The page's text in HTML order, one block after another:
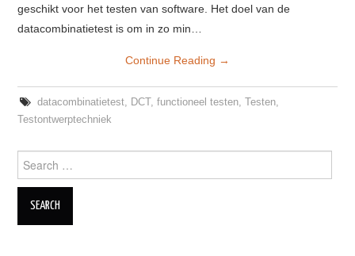
geschikt voor het testen van software. Het doel van de
datacombinatietest is om in zo min…
Continue Reading →
datacombinatietest, DCT , functioneel testen, Testen,
Testontwerptechniek
Search for: